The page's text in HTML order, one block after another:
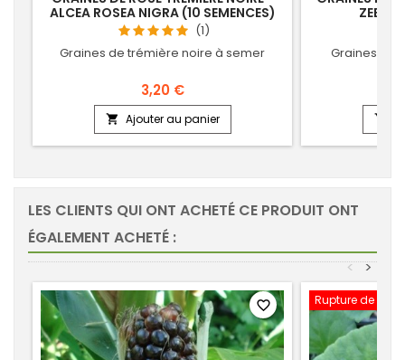
ALCEA ROSEA NIGRA (10 SEMENCES)
(1)
Graines de trémière noire à semer
3,20 €
 Ajouter au panier
Graines de

LES CLIENTS QUI ONT ACHETÉ CE PRODUIT ONT
ÉGALEMENT ACHETÉ :
>
<
favorite_border Rupture de